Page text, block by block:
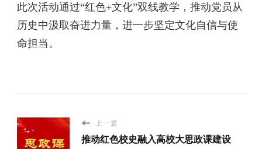
此次活动通过“红色+文化”双线教学，推动党员从
历史中汲取奋进力量，进一步坚定文化自信与使
命担当。
上一篇
推动红色校史融入高校大思政课建设